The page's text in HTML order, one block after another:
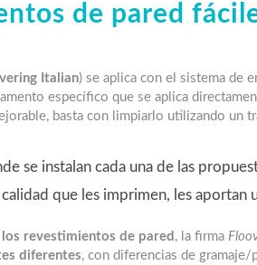
de pared
Italian) se aplica con el sistema de
específico que se aplica
basta con limpiarlo utilizando un
se instalan cada una de las
que les imprimen, les aportan
revestimientos de pared , la firma
diferentes, con diferencias de